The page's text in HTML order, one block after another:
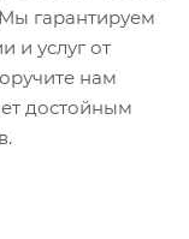
гарантируем
и услуг от
нам
достойным